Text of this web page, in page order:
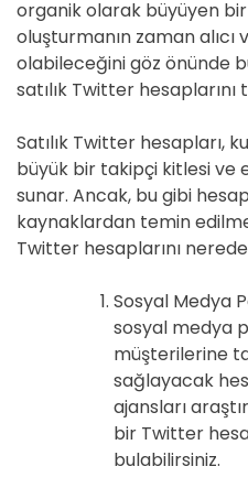
organik olarak büyüyen
oluşturmanın zaman alıcı
olabileceğini göz önünde
satılık Twitter
Satılık Twitter hesapları,
büyük bir takipçi kitlesi ve
sunar. Ancak, bu gibi
kaynaklardan temin
Twitter hesaplarını
Sosyal Medya
sosyal medya
müşterilerine
sağlayacak
ajansları
bir Twitter
bulabilirsiniz.